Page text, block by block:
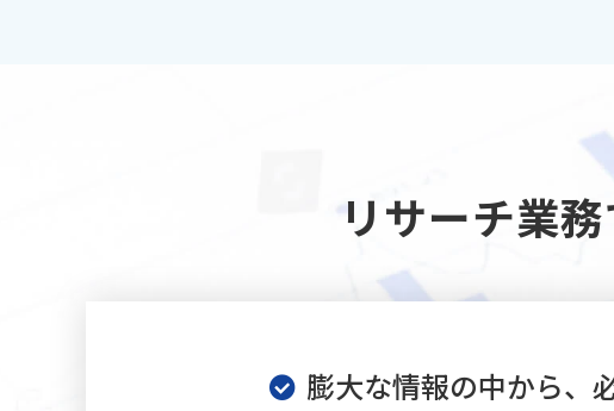
リサーチ業
膨大な情報の中から、